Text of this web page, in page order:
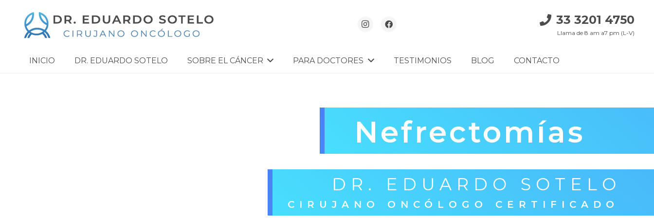
33 3201 4750
Llama de 8 am a7 pm (L-V)
INICIO DR. EDUARDO SOTELO SOBRE EL CÁNCER PARA DOCTORES TESTIMONIOS BLOG CONTACTO
Nefrectomías
DR. EDUARDO SOTELO
CIRUJANO ONCÓLOGO CERTIFICADO